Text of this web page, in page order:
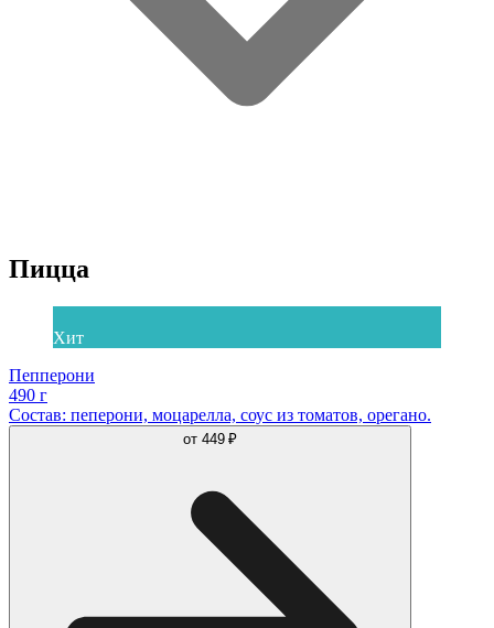
Пицца
Хит
Пепперони
490 г
Состав: пеперони, моцарелла, соус из томатов, орегано.
от 449 ₽